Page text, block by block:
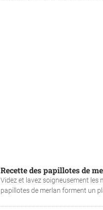
Recette des papillotes de
Videz et lavez soigneusement les
papillotes de merlan forment un